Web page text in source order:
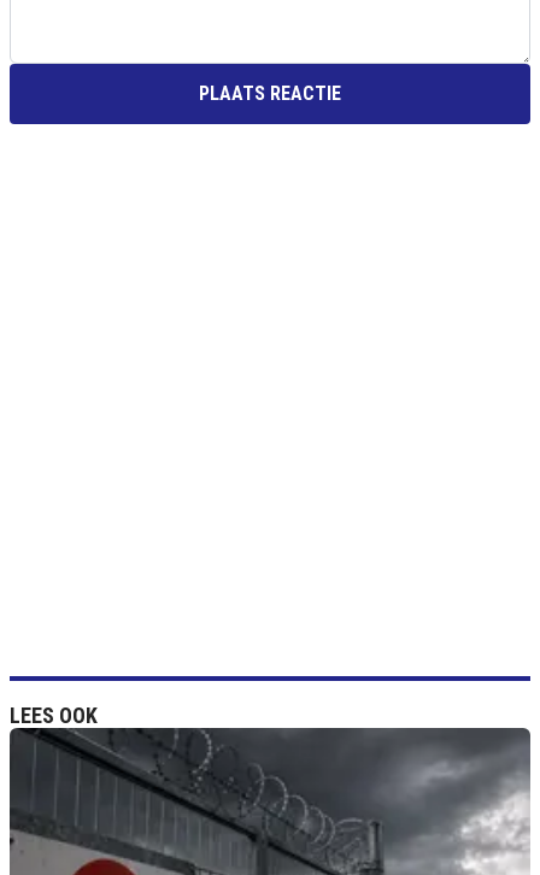
PLAATS REACTIE
LEES OOK